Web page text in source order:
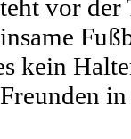
vor
kein